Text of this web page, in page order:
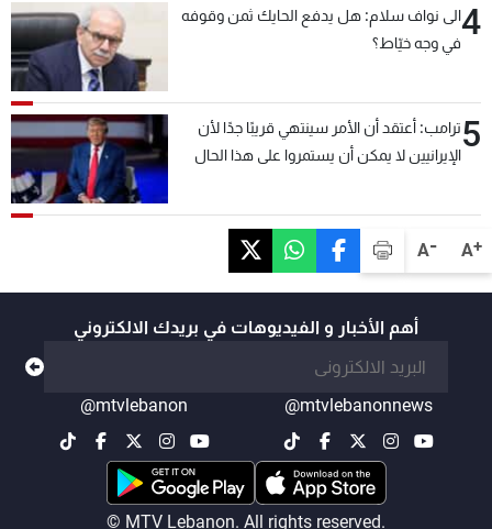
A+
A-
4الى نواف سلام: هل يدفع الحايك ثمن وقوفه
في وجه خيّاط؟
5ترامب: أعتقد أن الأمر سينتهي قريبًا جدًا لأن
الإيرانيين لا يمكن أن يستمروا على هذا الحال
أهم الأخبار و الفيديوهات في بريدك الالكتروني
@mtvlebanonnews
@mtvlebanon
© MTV Lebanon. All rights reserved.